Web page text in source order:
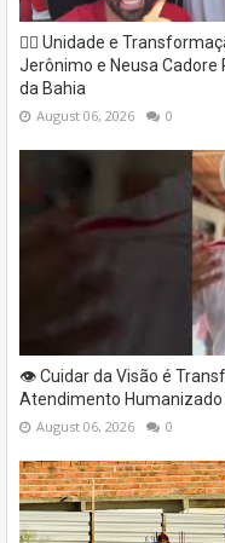
✊🏽 Unidade e
Jerônimo e Neusa
da Bahia
August 06, 2026 0
👁️ Cuidar da Visão é
Atendimento Humanizado
August 06, 2026 0